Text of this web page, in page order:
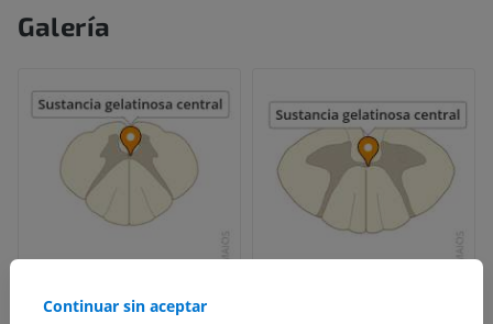
Galería
Continuar sin aceptar